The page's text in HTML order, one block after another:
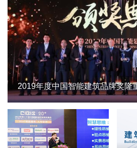
2019年度中国智能建筑品牌奖隆